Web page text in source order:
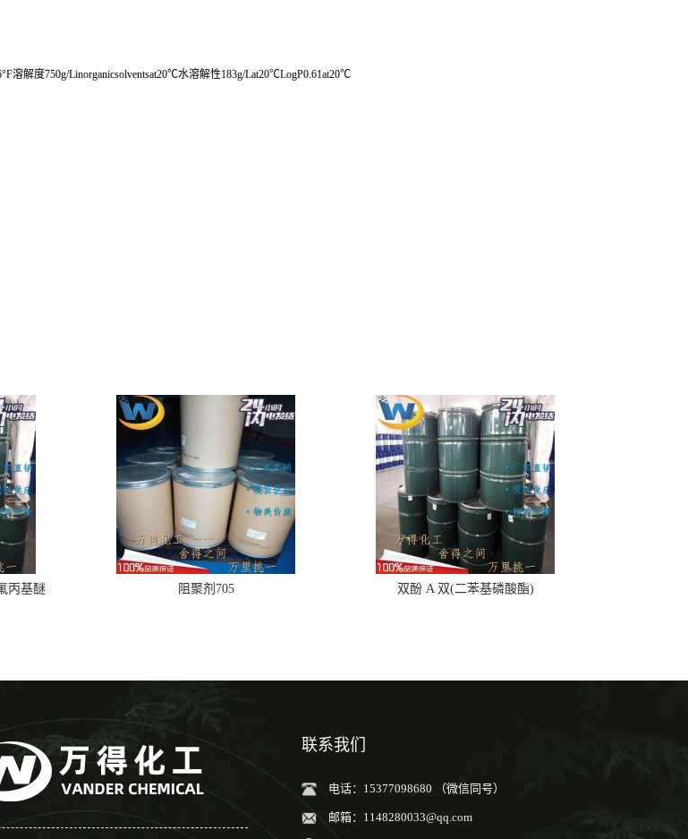
溶解度750g/Linorganicsolventsat20℃水溶解性183g/Lat20℃LogP0.61at20℃
丙基醚 阻聚剂705 双酚 A 双(二苯基磷酸酯)
联系我们
电话：15377098680 （微信同号）
邮箱： 1148280033@qq.com